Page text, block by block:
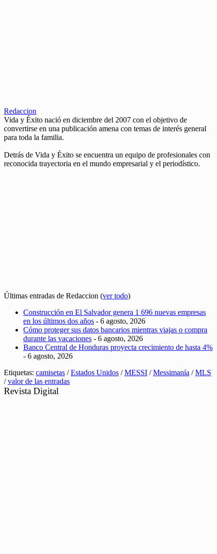
Redaccion
Vida y Éxito nació en diciembre del 2007 con el objetivo de
convertirse en una publicación amena con temas de interés general
para toda la familia.
Detrás de Vida y Éxito se encuentra un equipo de profesionales con
reconocida trayectoria en el mundo empresarial y el periodístico.
Últimas entradas de Redaccion (ver todo)
Construcción en El Salvador genera 1 696 nuevas empresas
en los últimos dos años - 6 agosto, 2026
Cómo proteger sus datos bancarios mientras viajas o compra
durante las vacaciones - 6 agosto, 2026
Banco Central de Honduras proyecta crecimiento de hasta 4%
- 6 agosto, 2026
Etiquetas: camisetas /Estados Unidos /MESSI /Messimanía /MLS
/valor de las entradas
Revista Digital